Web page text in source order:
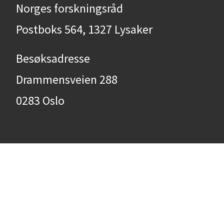
Norges forskningsråd
Postboks 564, 1327 Lysaker
Besøksadresse
Drammensveien 288
0283 Oslo